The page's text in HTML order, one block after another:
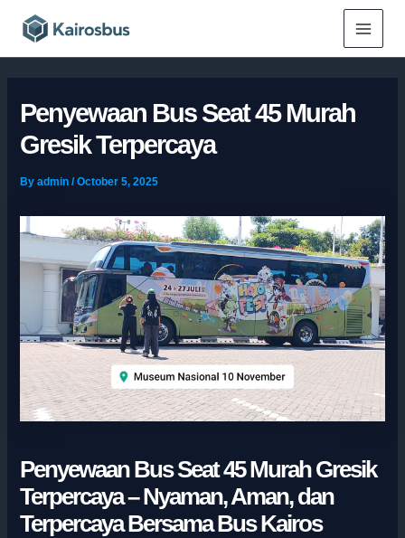
Main
Menu
Penyewaan Bus Seat 45 Murah
Gresik Terpercaya
Byadmin/October 5, 2025
Penyewaan Bus Seat 45 Murah Gresik
Terpercaya – Nyaman, Aman, dan
Terpercaya Bersama Bus Kairos